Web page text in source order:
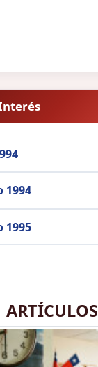
1994
1995
ARTÍCULOS